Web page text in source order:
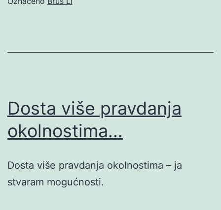
Dosta više pravdanja
okolnostima…
Dosta više pravdanja okolnostima – ja
stvaram mogućnosti.